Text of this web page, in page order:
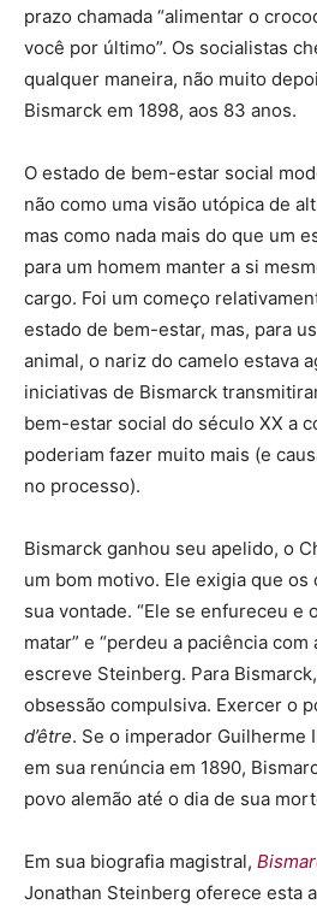
prazo chamada “alimentar o
você por último”. Os socialistas
qualquer maneira, não muito
Bismarck em 1898, aos 83 anos.
O estado de bem-estar social
não como uma visão utópica de
mas como nada mais do que um
para um homem manter a si
cargo. Foi um começo
estado de bem-estar, mas, para
animal, o nariz do camelo estava
iniciativas de Bismarck
bem-estar social do século XX a
poderiam fazer muito mais (e
no processo).
Bismarck ganhou seu apelido, o
um bom motivo. Ele exigia que
sua vontade. “Ele se enfureceu e
matar” e “perdeu a paciência com
escreve Steinberg. Para
obsessão compulsiva. Exercer o
d’être. Se o imperador Guilherme
em sua renúncia em 1890,
povo alemão até o dia de sua
Em sua biografia magistral,
Jonathan Steinberg oferece esta